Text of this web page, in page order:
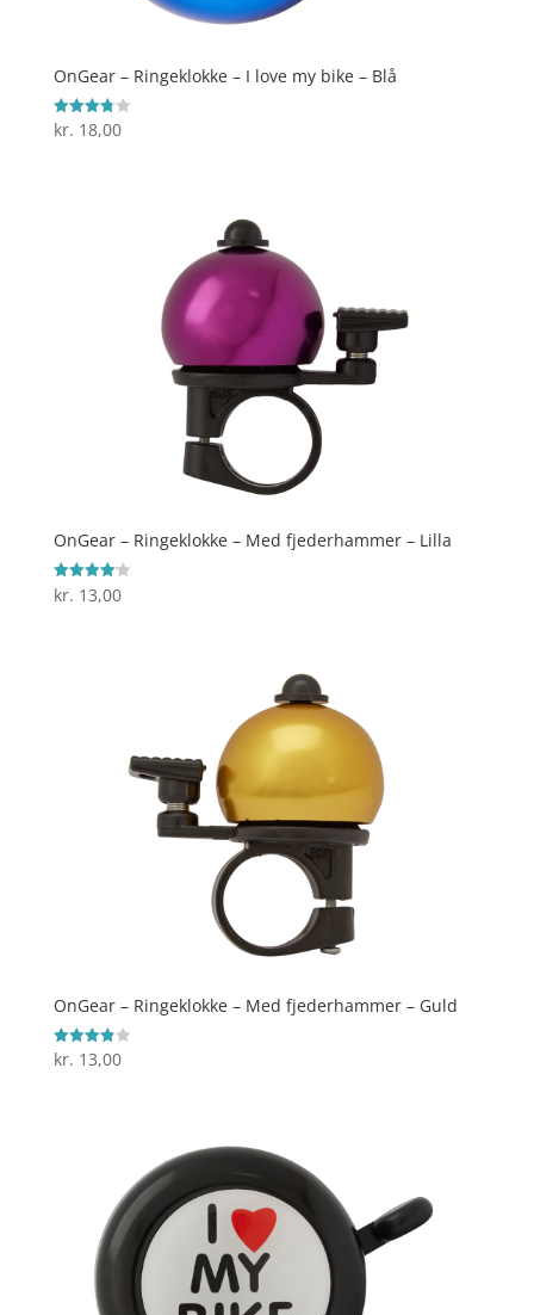
OnGear – Ringeklokke – I love my bike – Blå
Vurderet
3.8
kr. 18,00
OnGear – Ringeklokke – Med fjederhammer – Lilla
Vurderet
4.1
kr. 13,00
OnGear – Ringeklokke – Med fjederhammer – Guld
Vurderet
3.9
kr. 13,00